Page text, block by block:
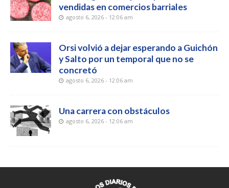
vendidas en comercios barriales
agosto 6, 2026 - 12:06 am
Orsi volvió a dejar esperando a Guichón
y Salto por un temporal que no se
concretó
agosto 6, 2026 - 12:06 am
Una carrera con obstáculos
agosto 6, 2026 - 12:06 am